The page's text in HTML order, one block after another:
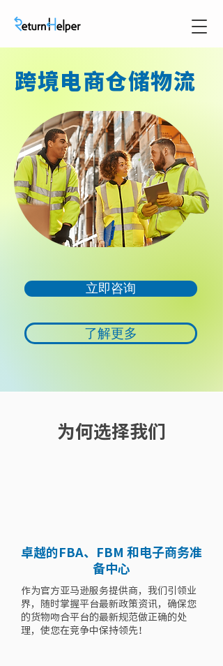
跨境电商仓储物流
立即咨询
了解更多
为何选择我们
卓越的FBA、FBM 和电子商务准
备中心
作为官方亚马逊服务提供商，我们引领业
界，随时掌握平台最新政策资讯，确保您
的货物吻合平台的最新规范做正确的处
理，使您在竞争中保持领先！